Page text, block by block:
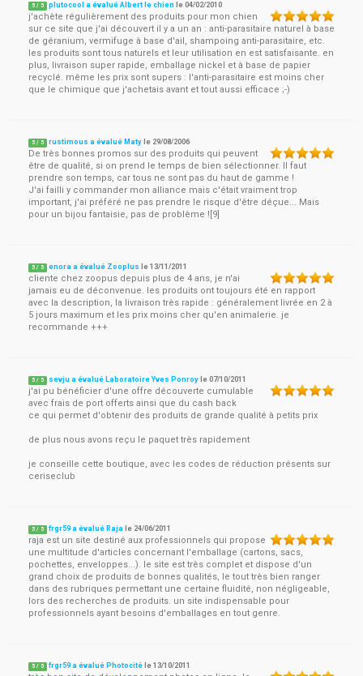
5 / 5 plutocool a évalué Albert le chien le04/02/2010
j'achète régulièrement des produits pour mon chien
sur ce site que j'ai découvert il y a un an : anti-parasitaire naturel à base
de géranium, vermifuge à base d'ail, shampoing anti-parasitaire, etc.
les produits sont tous naturels et leur utilisation en est satisfaisante. en
plus, livraison super rapide, emballage nickel et à base de papier
recyclé. même les prix sont supers : l'anti-parasitaire est moins cher
que le chimique que j'achetais avant et tout aussi efficace ;-)
5 / 5 rustimous a évalué Maty le 29/08/2006
De très bonnes promos sur des produits qui peuvent
être de qualité, si on prend le temps de bien sélectionner. Il faut
prendre son temps, car tous ne sont pas du haut de gamme !
J'ai failli y commander mon alliance mais c'était vraiment trop
important, j'ai préféré ne pas prendre le risque d'être déçue... Mais
pour un bijou fantaisie, pas de problème ![9]
5 / 5 enora a évalué Zooplus le13/11/2011
cliente chez zoopus depuis plus de 4 ans, je n'ai
jamais eu de déconvenue. les produits ont toujours été en rapport
avec la description, la livraison très rapide : généralement livrée en 2 à
5 jours maximum et les prix moins cher qu'en animalerie. je
recommande +++
5 / 5 sevju a évalué Laboratoire Yves Ponroy le07/10/2011
j'ai pu bénéficier d'une offre découverte cumulable
avec frais de port offerts ainsi que du cash back
ce qui permet d'obtenir des produits de grande qualité à petits prix
de plus nous avons reçu le paquet très rapidement
je conseille cette boutique, avec les codes de réduction présents sur
ceriseclub
5 / 5 frgr59 a évalué Raja le 24/06/2011
raja est un site destiné aux professionnels qui propose
une multitude d'articles concernant l'emballage (cartons, sacs,
pochettes, enveloppes...). le site est très complet et dispose d'un
grand choix de produits de bonnes qualités, le tout très bien ranger
dans des rubriques permettant une certaine fluidité, non négligeable,
lors des recherches de produits. un site indispensable pour
professionnels ayant besoins d'emballages en tout genre.
5 / 5 frgr59 a évalué Photocité le13/10/2011